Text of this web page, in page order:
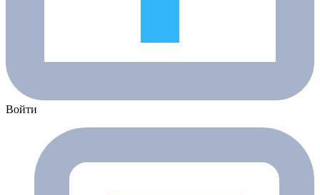
Войти